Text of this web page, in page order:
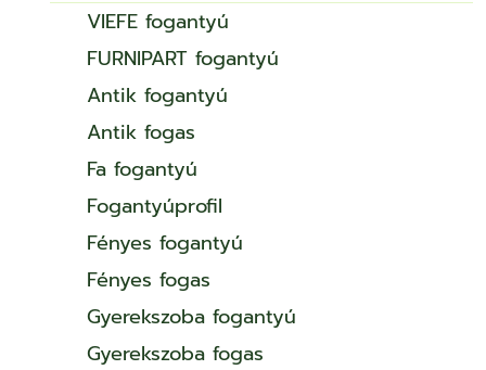
VIEFE fogantyú
FURNIPART fogantyú
Antik fogantyú
Antik fogas
Fa fogantyú
Fogantyúprofil
Fényes fogantyú
Fényes fogas
Gyerekszoba fogantyú
Gyerekszoba fogas